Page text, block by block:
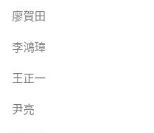
廖賀田
李鴻璋
王正一
尹亮